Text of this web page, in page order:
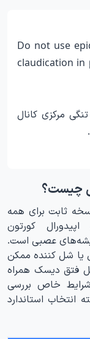
Do not use
claudication in
مرکزی کانال
چیست؟
ثابت برای همه
کورتون
عصبی است.
یا شل کننده ممکن
فتق دیسک همراه
خاص بررسی
انتخاب استاندارد